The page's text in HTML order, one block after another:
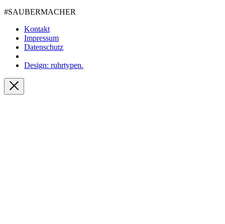
#SAUBER­MACHER
Kontakt
Impressum
Datenschutz
Design: ruhrtypen.